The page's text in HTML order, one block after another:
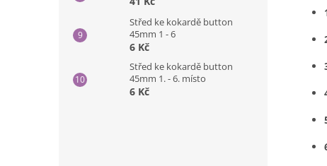
Střed ke kokardě button
45mm 1 - 6
6 Kč
Střed ke kokardě button
45mm 1. - 6. místo
6 Kč